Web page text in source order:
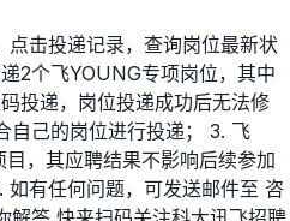
击投递记录，查询岗位最新状
2个飞YOUNG专项岗位，其中
投递，岗位投递成功后无法修
自己的岗位进行投递； 3. 飞
，其应聘结果不影响后续参加
有任何问题，可发送邮件至 咨